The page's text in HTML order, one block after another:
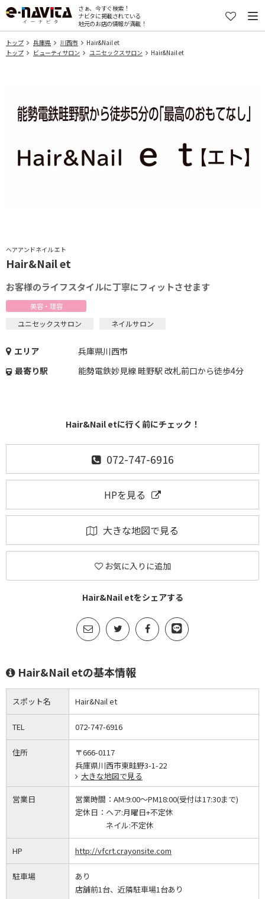
さぁ、今すぐ検索！
ナビタに掲載されている
地元のお店の情報が満載！
トップ 兵庫県 川西市
Hair&Nail et
トップ
ビューティサロン ユニセックスサロン Hair&Nail et
ヘアアンドネイル エト
Hair&Nail et
お客様のライフスタイルに丁寧にフィットさせます
美容・理容
ユニセックスサロン ネイルサロン
エリア
兵庫県川西市
最寄り駅
能勢電鉄妙見線 畦野駅 改札前口から徒歩4分
Hair&Nail etに行く前にチェック！
072-747-6916
HPを見る
大きな地図で見る
お気に入りに追加
Hair&Nail etをシェアする
Hair&Nail etの基本情報
スポット名 Hair&Nail et
TEL 072-747-6916
住所
〒666-0117
兵庫県川西市東畦野3-1-22
大きな地図で見る
営業日 営業時間： AM:9:00～PM18:00(受付は17:30まで)
定休日： ヘア:月曜日+不定休
ネイル:不定休
HP http://vfcrt.crayonsite.com
駐車場
あり
店舗前1台、近隣駐車場1台あり